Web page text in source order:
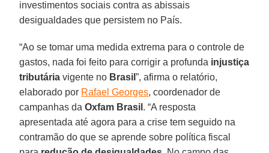
investimentos sociais contra as abissais
desigualdades que persistem no País.
“Ao se tomar uma medida extrema para o controle de
gastos, nada foi feito para corrigir a profunda injustiça
tributária vigente no Brasil”, afirma o relatório,
elaborado por Rafael Georges, coordenador de
campanhas daOxfam Brasil . “A resposta
apresentada até agora para a crise tem seguido na
contramão do que se aprende sobre política fiscal